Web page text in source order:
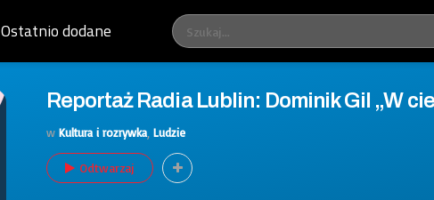
Ostatnio dodane
Reportaż Radia Lublin: Dominik Gil „W
w Kultura i rozrywka Ludzie
Odtwarzaj